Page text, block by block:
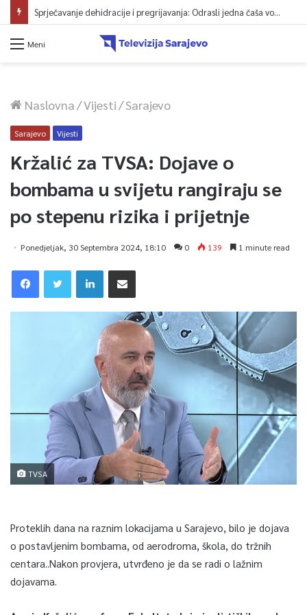
Sprječavanje dehidracije i pregrijavanja: Odrasli jedna čaša vode na sat vremena
Meni
Naslovna/Vijesti/Sarajevo
Sarajevo Vijesti
Kržalić za TVSA: Dojave o
bombama u svijetu rangiraju se
po stepenu rizika i prijetnje
Ponedjeljak, 30 Septembra 2024, 18:10 0 139 1 minute read
TVSA
Proteklih dana na raznim lokacijama u Sarajevo, bilo je dojava
o postavljenim bombama, od aerodroma, škola, do tržnih
centara..Nakon provjera, utvrđeno je da se radi o lažnim
dojavama.